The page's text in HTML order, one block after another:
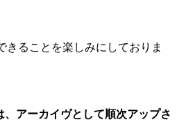
きることを楽しみにしておりま
アーカイヴとして順次アップさ